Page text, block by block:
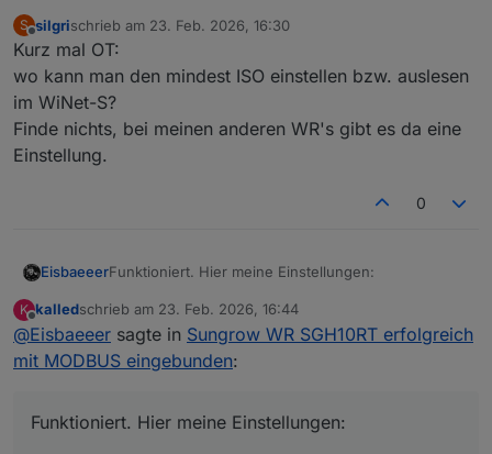
S silgrischrieb am 23. Feb. 2026, 16:30
zuletzt editiert von
Kurz mal OT:
wo kann man den mindest ISO einstellen bzw. auslesen
im WiNet-S?
Finde nichts, bei meinen anderen WR's gibt es da eine
Einstellung.
0
EisbaeeerFunktioniert. Hier meine Einstellungen:
K
Offline
kalledschrieb am 23. Feb. 2026, 16:44
zuletzt editiert von
@Eisbaeeer sagte in Sungrow WR SGH10RT erfolgreich
mit MODBUS eingebunden:
Funktioniert. Hier meine Einstellungen: